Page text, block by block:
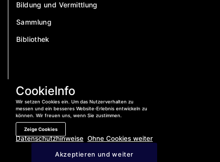
CookieInfo
Wir setzen Cookies ein. Um das Nutzerverhalten zu
messen und ein besseres Website-Erlebnis entwickeln zu
können. Wir freuen uns, wenn Sie zustimmen.
Zeige Cookies
Datenschutzhinweise Ohne Cookies weiter
Akzeptieren und weiter
Jetzt anrufen: 04421 – 400 840
Bildung und Vermittlung
Sammlung
Bibliothek